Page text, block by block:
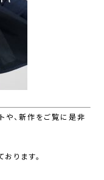
や、新作をご覧に是非
ります。